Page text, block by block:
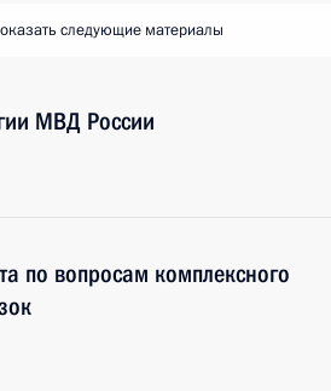
следующие материалы
МВД России
по вопросам комплексного